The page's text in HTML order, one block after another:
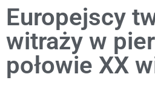
Europejscy
witraży w
połowie XX